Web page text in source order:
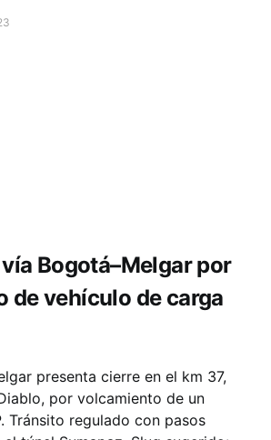
Bogotá–Melgar por
de vehículo de carga
presenta cierre en el km 37,
por volcamiento de un
Tránsito regulado con pasos